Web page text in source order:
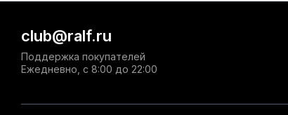
club@ralf.ru
Поддержка покупателей
Ежедневно, с 8:00 до 22:00